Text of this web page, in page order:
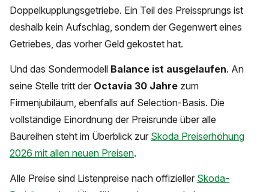
Doppelkupplungsgetriebe. Ein Teil des Preissprungs ist
deshalb kein Aufschlag, sondern der Gegenwert eines
Getriebes, das vorher Geld gekostet hat.
Und das Sondermodell Balance ist ausgelaufen. An
seine Stelle tritt der Octavia 30 Jahre zum
Firmenjubiläum, ebenfalls auf Selection-Basis. Die
vollständige Einordnung der Preisrunde über alle
Baureihen steht im Überblick zur Skoda Preiserhöhung
2026 mit allen neuen Preisen.
Alle Preise sind Listenpreise nach offizieller Skoda-